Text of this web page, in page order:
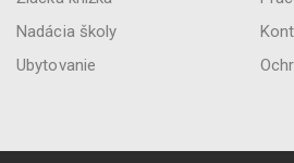
Nadácia školy
Ubytovanie